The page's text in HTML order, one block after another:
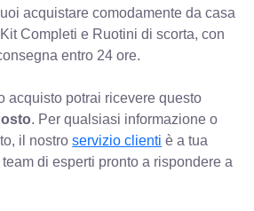
acquistare comodamente da casa
Completi e Ruotini di scorta, con
entro 24 ore.
acquisto potrai ricevere questo
. Per qualsiasi informazione o
il nostroservizio clienti è a tua
di esperti pronto a rispondere a